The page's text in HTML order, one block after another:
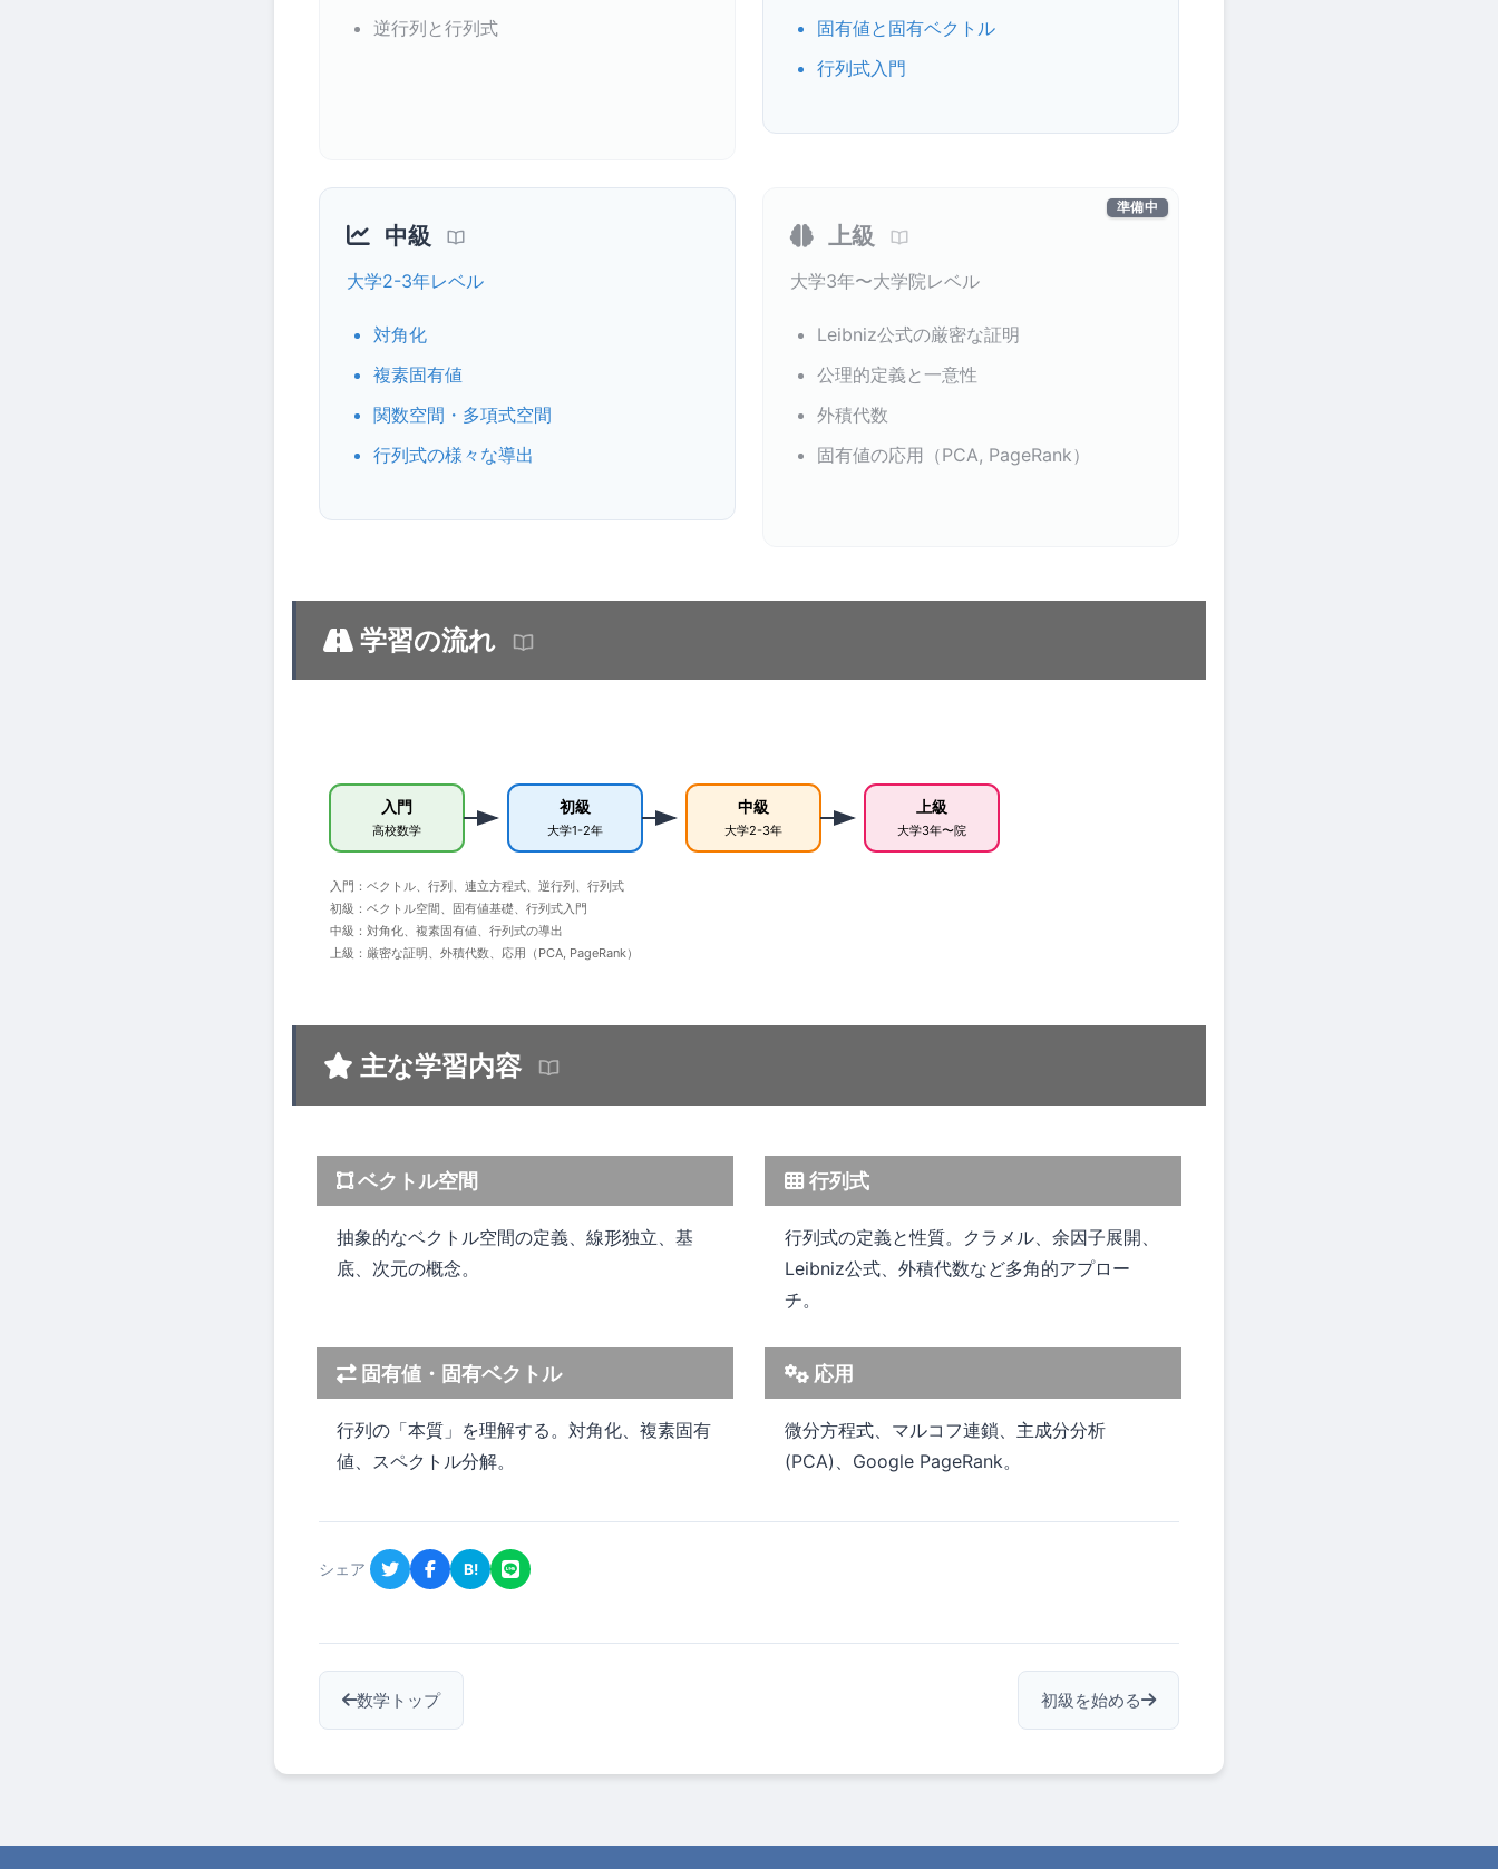
逆行列と行列式
固有値と固有ベクトル
行列式入門
中級
大学2-3年レベル
対角化
複素固有値
関数空間・多項式空間
行列式の様々な導出
上級
大学3年〜大学院レベル
Leibniz公式の厳密な証明
公理的定義と一意性
外積代数
固有値の応用（PCA, PageRank）
準備中
学習の流れ
入門
高校数学
初級
大学1-2年
中級
大学2-3年
上級
大学3年〜院
入門：ベクトル、行列、連立方程式、逆行列、行列式
初級：ベクトル空間、固有値基礎、行列式入門
中級：対角化、複素固有値、行列式の導出
上級：厳密な証明、外積代数、応用（PCA, PageRank）
主な学習内容
ベクトル空間
抽象的なベクトル空間の定義、線形独立、基
底、次元の概念。
行列式
行列式の定義と性質。クラメル、余因子展開、
Leibniz公式、外積代数など多角的アプロー
チ。
固有値・固有ベクトル
行列の「本質」を理解する。対角化、複素固有
値、スペクトル分解。
応用
微分方程式、マルコフ連鎖、主成分分析
(PCA)、Google PageRank。
シェア B!
数学トップ 初級を始める